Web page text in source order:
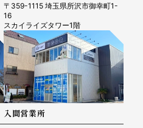
〒359-1115 埼玉県所沢市御幸町1-
16
スカイライズタワー1階
入間営業所